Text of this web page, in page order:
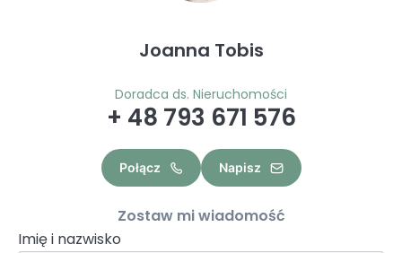
Joanna Tobis
Doradca ds. Nieruchomości
+ 48 793 671 576
Połącz Napisz
Zostaw mi wiadomość
Imię i nazwisko